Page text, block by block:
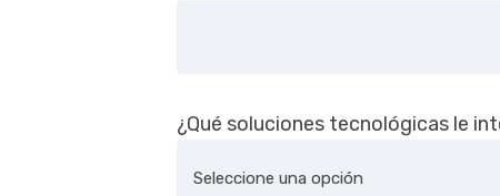
¿Qué soluciones tecnológicas le